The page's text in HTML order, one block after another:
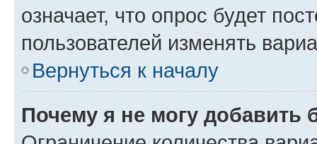
означает, что опрос будет
пользователей изменять
Вернуться к началу
Почему я не могу добавить